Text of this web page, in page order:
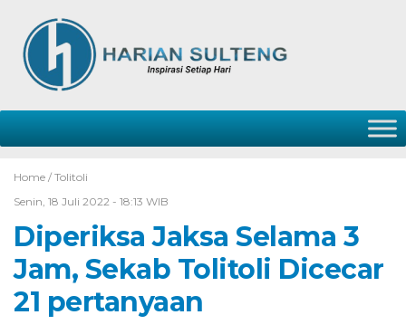
Home / Tolitoli
Senin, 18 Juli 2022 - 18:13 WIB
Diperiksa Jaksa Selama 3
Jam, Sekab Tolitoli Dicecar
21 pertanyaan